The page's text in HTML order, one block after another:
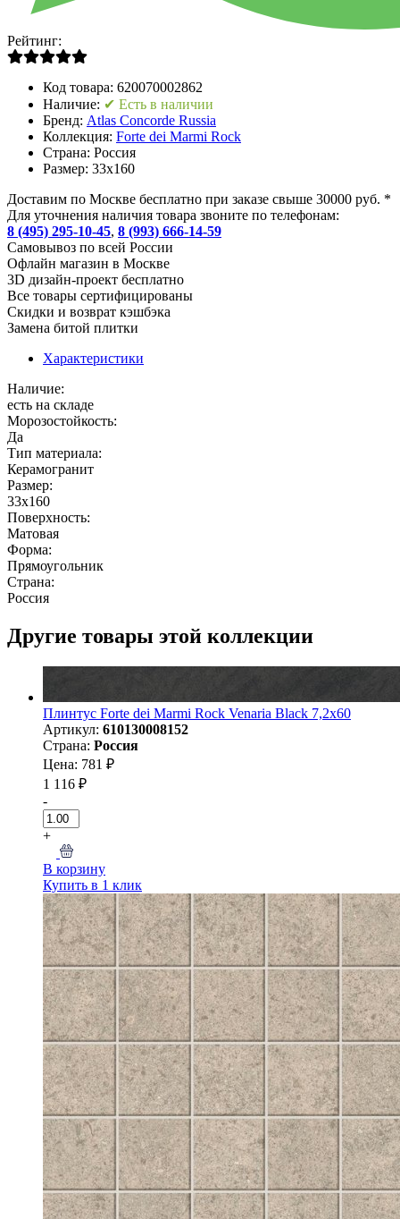
Рейтинг:
Код товара: 620070002862
Наличие: ✔ Есть в наличии
Бренд: Atlas Concorde Russia
Коллекция: Forte dei Marmi Rock
Страна: Россия
Размер: 33x160
Доставим по Москве бесплатно при заказе свыше 30000 руб. *
Для уточнения наличия товара звоните по телефонам:
8 (495) 295-10-45, 8 (993) 666-14-59
Cамовывоз по всей России
Офлайн магазин в Москве
3D дизайн-проект бесплатно
Все товары сертифицированы
Скидки и возврат кэшбэка
Замена битой плитки
Характеристики
Наличие:
есть на складе
Морозостойкость:
Да
Тип материала:
Керамогранит
Размер:
33x160
Поверхность:
Матовая
Форма:
Прямоугольник
Страна:
Россия
Другие товары этой коллекции
Плинтус Forte dei Marmi Rock Venaria Black 7,2x60
Артикул: 610130008152
Страна: Россия
Цена: 781 ₽
1 116 ₽
-
+
В корзину
Купить в 1 клик